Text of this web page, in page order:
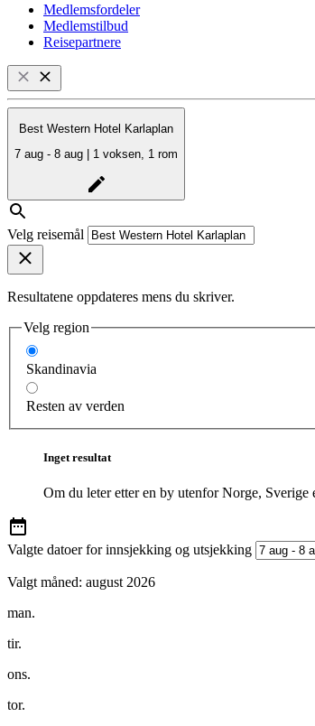
Medlemsfordeler
Medlemstilbud
Reisepartnere
Best Western Hotel Karlaplan
7 aug - 8 aug | 1 voksen, 1 rom
Velg reisemål
Resultatene oppdateres mens du skriver.
Velg region
Skandinavia
Resten av verden
Inget resultat
Om du leter etter en by utenfor Norge,
Valgte datoer for innsjekking og utsjekking
Valgt måned: august 2026
man.
tir.
ons.
tor.